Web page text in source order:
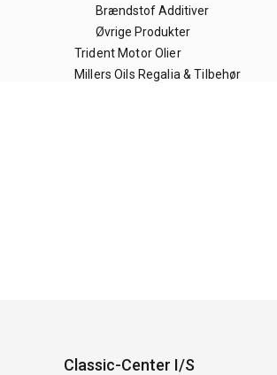
Brændstof Additiver
Øvrige Produkter
Trident Motor Olier
Millers Oils Regalia & Tilbehør
Classic-Center I/S